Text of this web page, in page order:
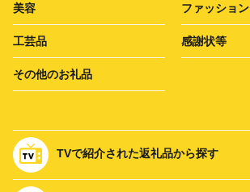
美容 ファッション
工芸品 感謝状等
その他のお礼品
TVで紹介された返礼品から探す